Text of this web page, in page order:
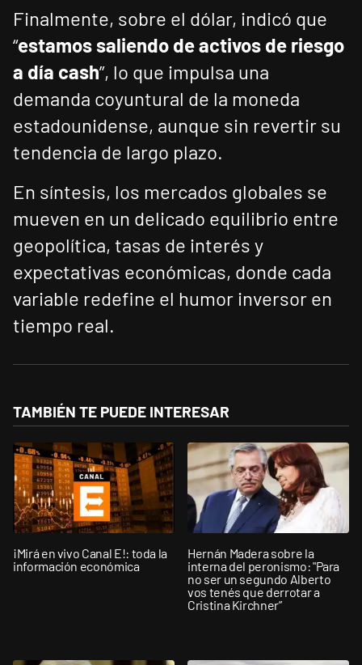
Finalmente, sobre el dólar, indicó que
“estamos saliendo de activos de riesgo
a día cash”, lo que impulsa una
demanda coyuntural de la moneda
estadounidense, aunque sin revertir su
tendencia de largo plazo.
En síntesis, los mercados globales se
mueven en un delicado equilibrio entre
geopolítica, tasas de interés y
expectativas económicas, donde cada
variable redefine el humor inversor en
tiempo real.
TAMBIÉN TE PUEDE INTERESAR
¡Mirá en vivo Canal E!: toda la
información económica
Hernán Madera sobre la
interna del peronismo: "Para
no ser un segundo Alberto
vos tenés que derrotar a
Cristina Kirchner”